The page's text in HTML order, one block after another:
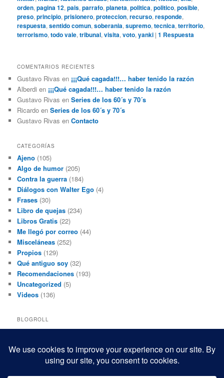
orden,pagina 12,pais,parrafo,planeta,politica,politico,posible,
preso,principio,prisionero,proteccion,recurso,responde,
respuesta,sentido comun,soberania,supremo,tecnica,territorio,
terrorismo,todo vale,tribunal,visita,voto,yanki |1 Respuesta
COMENTARIOS RECIENTES
Gustavo Rivas en ¡¡¡Qué cagada!!!… haber tenido la razón
Alberdi en ¡¡¡Qué cagada!!!… haber tenido la razón
Gustavo Rivas enSeries de los 60´s y 70´s
Ricardo enSeries de los 60´s y 70´s
Gustavo Rivas enContacto
CATEGORÍAS
Ajeno (105)
Algo de humor (205)
Contra la guerra (184)
Diálogos con Walter Ego (4)
Frases (30)
Libro de quejas (234)
Libros Gratis (22)
Me llegó por correo (44)
Misceláneas (252)
Propios (129)
Qué antiguo soy (32)
Recomendaciones (193)
Uncategorized (5)
Videos (136)
BLOGROLL
Black and White Power
Mis macrofotografías
Teresita Rivas